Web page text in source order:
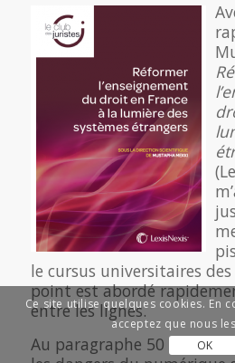
le cursus universitaires
point est abordé
entre les lignes.
Au paragraphe 50 du
Ce site utilise quelques cookies. En
acceptez que nous
OK